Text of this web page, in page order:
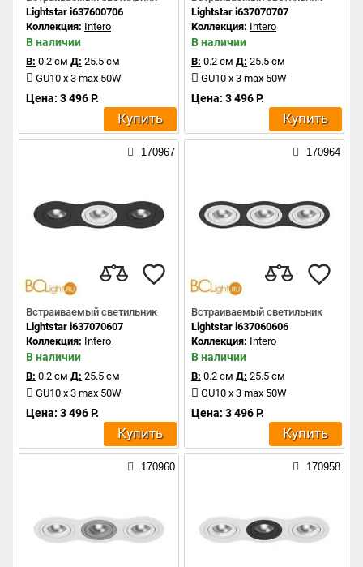
Lightstar i637600706
Коллекция: Intero
В наличии
В: 0.2 см Д: 25.5 см
GU10 x 3 max 50W
Цена: 3 496 Р.
Купить
Lightstar i637070707
Коллекция: Intero
В наличии
В: 0.2 см Д: 25.5 см
GU10 x 3 max 50W
Цена: 3 496 Р.
Купить
170967
Встраиваемый светильник
Lightstar i637070607
Коллекция: Intero
В наличии
В: 0.2 см Д: 25.5 см
GU10 x 3 max 50W
Цена: 3 496 Р.
Купить
170964
Встраиваемый светильник
Lightstar i637060606
Коллекция: Intero
В наличии
В: 0.2 см Д: 25.5 см
GU10 x 3 max 50W
Цена: 3 496 Р.
Купить
170960 170958